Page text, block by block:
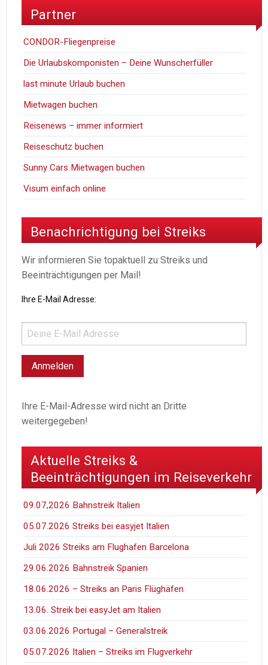
Partner
CONDOR-Fliegenpreise
Die Urlaubskomponisten – Deine Wunscherfüller
last minute Urlaub buchen
Mietwagen buchen
Reisenews – immer informiert
Reiseschutz buchen
Sunny Cars Mietwagen buchen
Visum einfach online
Benachrichtigung bei Streiks
Wir informieren Sie topaktuell zu Streiks und
Beeinträchtigungen per Mail!
Ihre E-Mail Adresse:
Ihre E-Mail-Adresse wird nicht an Dritte
weitergegeben!
Aktuelle Streiks &
Beeinträchtigungen im Reiseverkehr
09.07,2026 Bahnstreik Italien
05.07.2026 Streiks bei easyjet Italien
Juli 2026 Streiks am Flughafen Barcelona
29.06.2026 Bahnstreik Spanien
18.06.2026 – Streiks an Paris Flüghäfen
13.06. Streik bei easyJet am Italien
03.06.2026 Portugal – Generalstreik
05.07.2026 Italien – Streiks im Flugverkehr